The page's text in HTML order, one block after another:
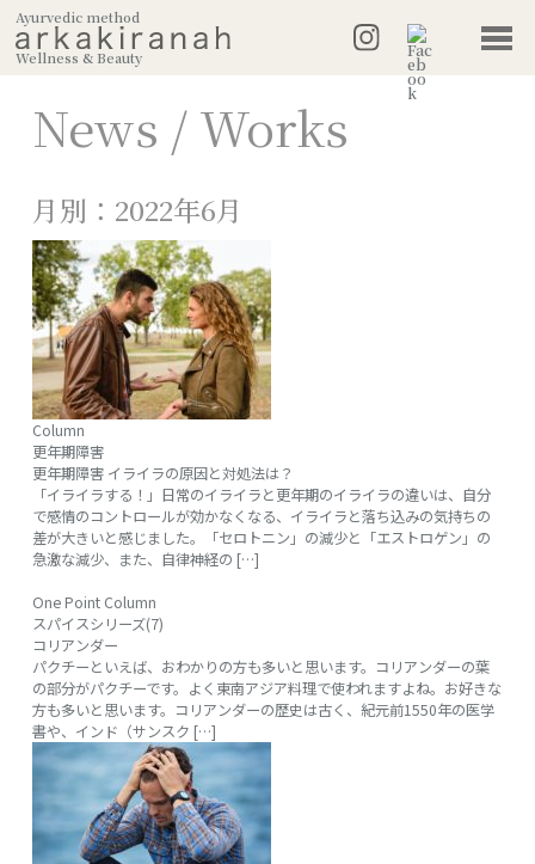
Ayurvedic method
Wellness & Beauty
News / Works
月別：2022年6月
Column
更年期障害
更年期障害 イライラの原因と対処法は？
「イライラする！」日常のイライラと更年期のイライラの違いは、自分
で感情のコントロールが効かなくなる、イライラと落ち込みの気持ちの
差が大きいと感じました。「セロトニン」の減少と「エストロゲン」の
急激な減少、また、自律神経の […]
One Point Column
スパイスシリーズ(7)
コリアンダー
パクチーといえば、おわかりの方も多いと思います。コリアンダーの葉
の部分がパクチーです。よく東南アジア料理で使われますよね。お好きな
方も多いと思います。コリアンダーの歴史は古く、紀元前1550年の医学
書や、インド（サンスク […]